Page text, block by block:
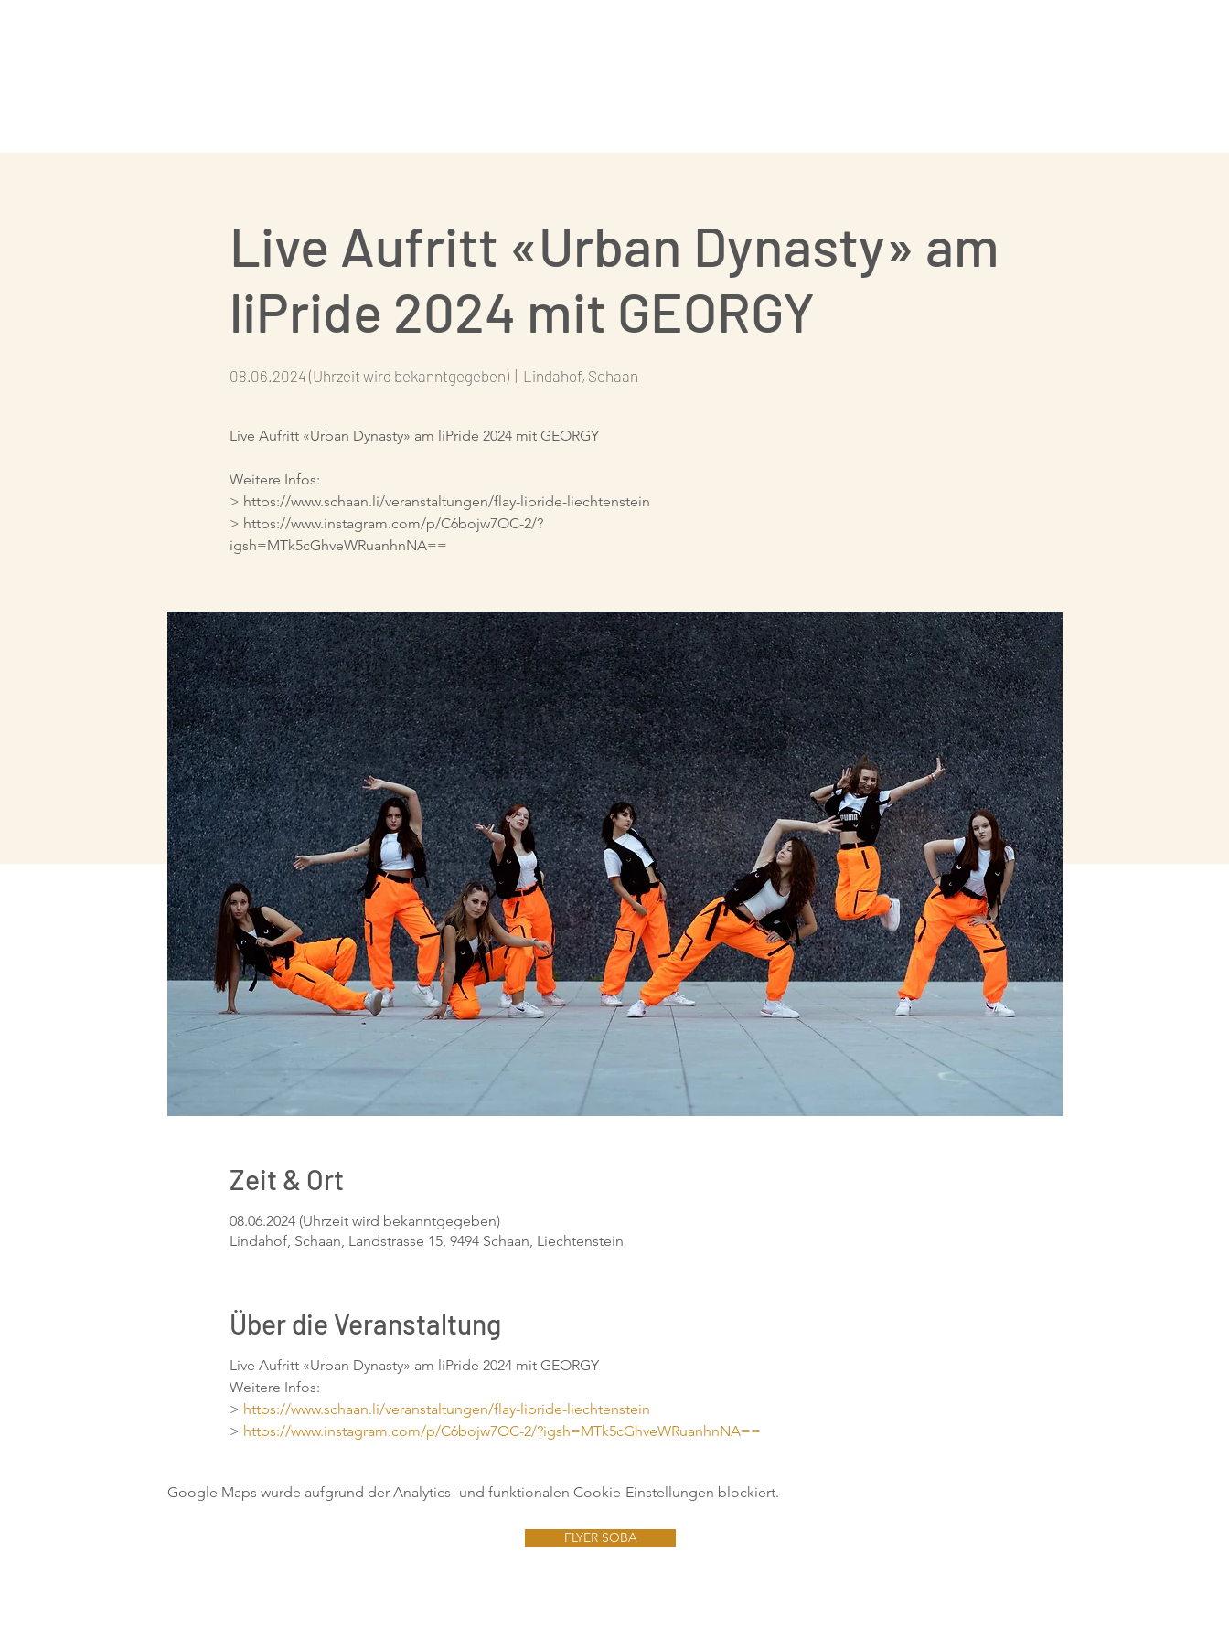
Live Aufritt «Urban Dynasty» am
liPride 2024 mit GEORGY
08.06.2024 (Uhrzeit wird bekanntgegeben)
  |
Lindahof, Schaan
Live Aufritt «Urban Dynasty» am liPride 2024 mit GEORGY
Weitere Infos:
> https://www.schaan.li/veranstaltungen/flay-lipride-liechtenstein
> https://www.instagram.com/p/C6bojw7OC-2/?
igsh=MTk5cGhveWRuanhnNA==
Zeit & Ort
08.06.2024 (Uhrzeit wird bekanntgegeben)
Lindahof, Schaan, Landstrasse 15, 9494 Schaan, Liechtenstein
Über die Veranstaltung
Live Aufritt «Urban Dynasty» am liPride 2024 mit GEORGY
Weitere Infos:
> https://www.schaan.li/veranstaltungen/flay-lipride-liechtenstein
> https://www.instagram.com/p/C6bojw7OC-2/?igsh=MTk5cGhveWRuanhnNA==
Google Maps wurde aufgrund der Analytics- und funktionalen Cookie-Einstellungen blockiert.
FLYER SOBA